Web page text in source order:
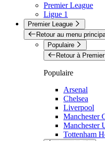
Premier League
Ligue 1
Premier League
Retour au menu
Populaire
Retour à
Populaire
Arsenal
Chelsea
Liverpool
Manchester
Manchester
Tottenham